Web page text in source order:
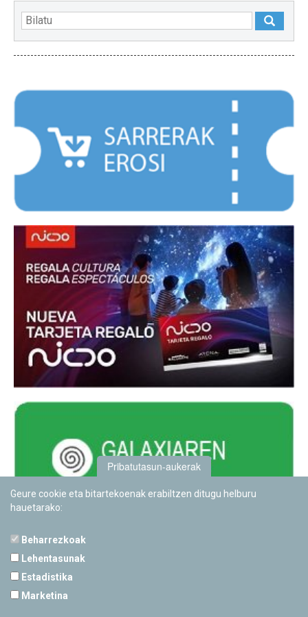
Pribatutasun-aukerak
Geure cookie eta bitartekoenak erabiltzen ditugu helburu
hauetarako:
Beharrezkoak
Lehentasunak
Estadistika
Marketina